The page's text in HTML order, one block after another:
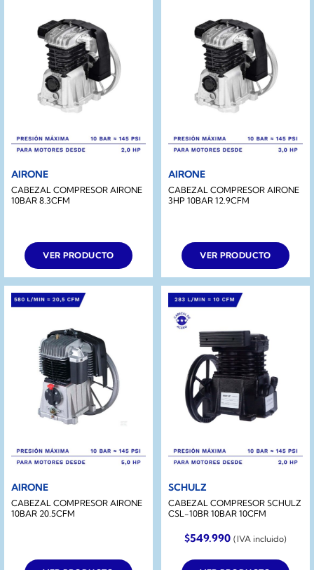
AIRONE
CABEZAL COMPRESOR AIRONE
10BAR 8.3CFM
VER PRODUCTO
AIRONE
CABEZAL COMPRESOR AIRONE
3HP 10BAR 12.9CFM
VER PRODUCTO
AIRONE
CABEZAL COMPRESOR AIRONE
10BAR 20.5CFM
SCHULZ
CABEZAL COMPRESOR SCHULZ
CSL-10BR 10BAR 10CFM
$549.990 (IVA incluido)